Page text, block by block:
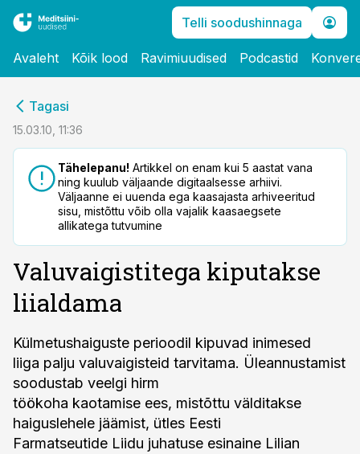
Telli soodushinnaga
Avaleht Kõik lood Ravimiuudised Podcastid
Tagasi
15.03.10, 11:36
Tähelepanu! Artikkel on enam kui 5 aastat vana
ning kuulub väljaande digitaalsesse arhiivi.
Väljaanne ei uuenda ega kaasajasta arhiveeritud
sisu, mistõttu võib olla vajalik kaasaegsete
allikatega tutvumine
Valuvaigistitega kiputakse
liialdama
Külmetushaiguste perioodil kipuvad inimesed
liiga palju valuvaigisteid tarvitama. Üleannustamist
soodustab veelgi hirm
töökoha kaotamise ees, mistõttu välditakse
haiguslehele jäämist, ütles Eesti
Farmatseutide Liidu juhatuse esinaine Lilian